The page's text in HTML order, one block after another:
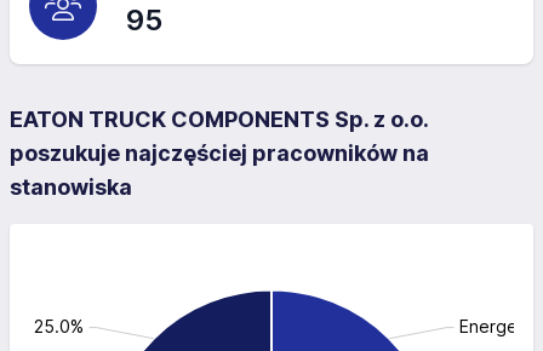
95
EATON TRUCK COMPONENTS Sp. z o.o.
poszukuje najczęściej pracowników na
stanowiska
25.0%